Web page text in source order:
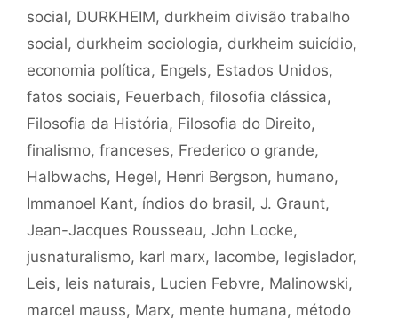
social, DURKHEIM, durkheim divisão trabalho
social, durkheim sociologia, durkheim suicídio,
economia política, Engels, Estados Unidos,
fatos sociais, Feuerbach, filosofia clássica,
Filosofia da História, Filosofia do Direito,
finalismo, franceses, Frederico o grande,
Halbwachs, Hegel, Henri Bergson, humano,
Immanoel Kant, índios do brasil, J. Graunt,
Jean-Jacques Rousseau, John Locke,
jusnaturalismo, karl marx, lacombe, legislador,
Leis, leis naturais, Lucien Febvre, Malinowski,
marcel mauss, Marx, mente humana, método